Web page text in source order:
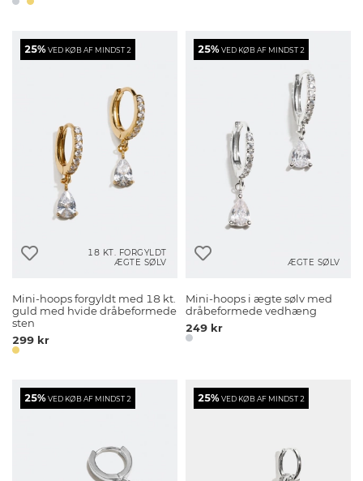
25%VED KØB AF MINDST 2
18 KT. FORGYLDT
ÆGTE SØLV
Mini-hoops forgyldt med 18 kt.
guld med hvide dråbeformede
sten
299 kr
25%VED KØB AF MINDST 2
ÆGTE SØLV
Mini-hoops i ægte sølv med
dråbeformede vedhæng
249 kr
25%VED KØB AF MINDST 2 25%VED KØB AF MINDST 2